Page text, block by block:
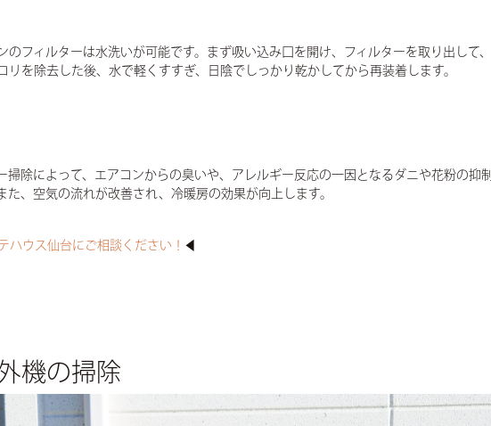
のフィルターは水洗いが可能です。まず吸い込み口を開け、フィルターを取り出して、
リを除去した後、水で軽くすすぎ、日陰でしっかり乾かしてから再装着します。
掃除によって、エアコンからの臭いや、アレルギー反応の一因となるダニや花粉の抑制
た、空気の流れが改善され、冷暖房の効果が向上します。
ハウス仙台にご相談ください！ ◀
機の掃除